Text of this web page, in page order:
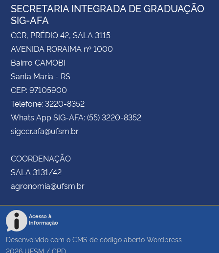
SECRETARIA INTEGRADA DE GRADUAÇÃO
SIG-AFA
CCR, PRÉDIO 42, SALA 3115
AVENIDA RORAIMA nº 1000
Bairro CAMOBI
Santa Maria - RS
CEP: 97105900
Telefone: 3220-8352
Whats App SIG-AFA: (55) 3220-8352
sigccr.afa@ufsm.br
COORDENAÇÃO
SALA 3131/42
agronomia@ufsm.br
Acesso à
Informação
Desenvolvido com o CMS de código aberto Wordpress
2026 UFSM / CPD